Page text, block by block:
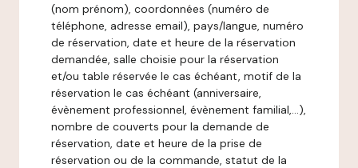
(nom prénom), coordonnées (numéro de
téléphone, adresse email), pays/langue, numéro
de réservation, date et heure de la réservation
demandée, salle choisie pour la réservation
et/ou table réservée le cas échéant, motif de la
réservation le cas échéant (anniversaire,
évènement professionnel, évènement familial,…),
nombre de couverts pour la demande de
réservation, date et heure de la prise de
réservation ou de la commande, statut de la